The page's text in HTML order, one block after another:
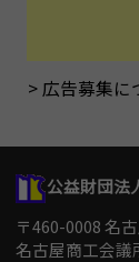
広告募集に
公益財団法
〒460-0008 名
名古屋商工会議